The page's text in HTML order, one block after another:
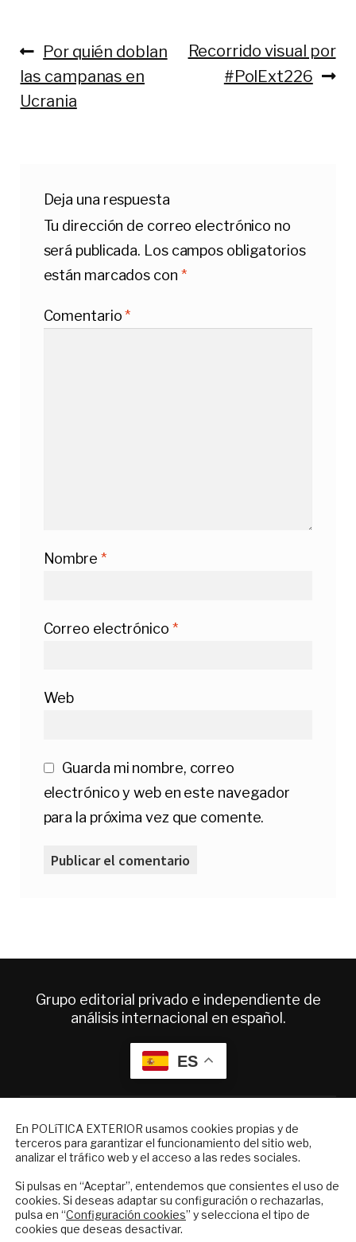
Navegación
de
entradas
Anterior:
Por quién doblan
las campanas en
Ucrania
Siguiente:
Recorrido visual por
#PolExt226
Deja una respuesta
Tu dirección de correo electrónico no
será publicada. Los campos obligatorios
están marcados con *
Comentario*
Nombre *
Correo electrónico *
Web
Guarda mi nombre, correo
electrónico y web en este navegador
para la próxima vez que comente.
Grupo editorial privado e independiente de
análisis internacional en español.
ES
Suscripciones
Productos y precios
Preguntas frecuentes
Condiciones generales de contratación
Colaboraciones
Publicidad
En POLíTICA EXTERIOR usamos cookies propias y de
terceros para garantizar el funcionamiento del sitio web,
analizar el tráfico web y el acceso a las redes sociales.
Si pulsas en “Aceptar”, entendemos que consientes el uso de
cookies. Si deseas adaptar su configuración o rechazarlas,
pulsa en “Configuración cookies” y selecciona el tipo de
cookies que deseas desactivar.
NEWSLETTER
Suscríbase a nuestro boletín electrónico y
reciba en su correo el mejor análisis
internacional en español.